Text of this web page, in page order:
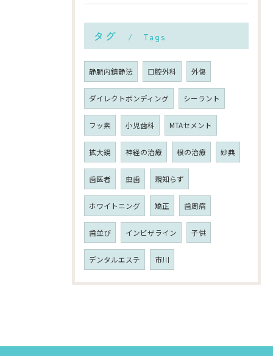
タグ Tags
静脈内鎮静法 口腔外科 外傷
ダイレクトボンディング シーラント
フッ素 小児歯科 MTAセメント
拡大鏡 神経の治療 根の治療 妙典
歯医者 虫歯 親知らず
ホワイトニング 矯正 歯周病
歯並び インビザライン 子供
デンタルエステ 市川